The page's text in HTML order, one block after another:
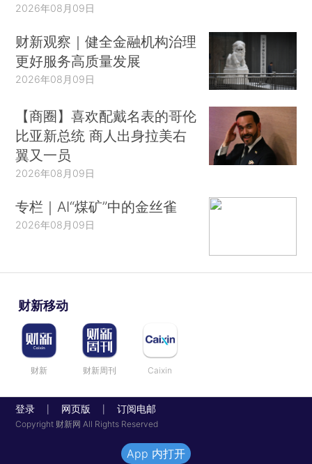
2026年08月09日
财新观察｜健全金融机构治理
更好服务高质量发展
2026年08月09日
【商圈】喜欢配戴名表的哥伦
比亚新总统 商人出身拉美右
翼又一员
2026年08月09日
专栏｜AI“煤矿”中的金丝雀
2026年08月09日
财新移动
财新 财新周刊 Caixin
登录 网页版 订阅电邮
Copyright 财新网 All Rights Reserved
App 内打开